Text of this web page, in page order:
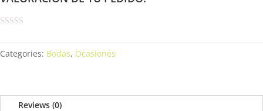
Categories: Bodas, Ocasiones
Reviews (0)